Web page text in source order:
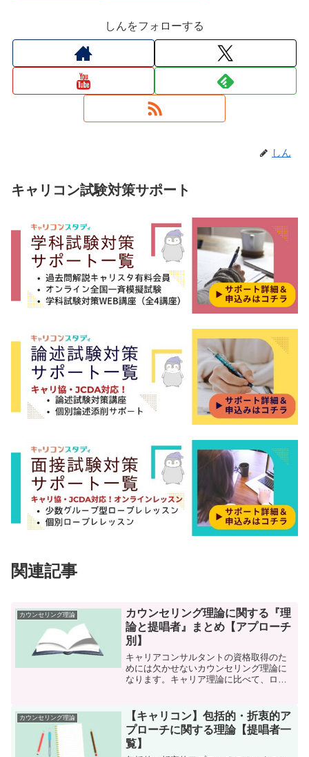
しんをフォローする
しん
キャリコン試験対策サポート
関連記事
カウンセリング理論
カウンセリング理論に関する『理
論と提唱者』まとめ【アプローチ
別】
キャリアコンサルタントの資格取得のた
めには欠かせないカウンセリング理論に
なります。キャリア理論に比べて、ロー
シーンで活用できるのかを考えながら覚
えておくとロープレに活か...
カウンセリング理論
【キャリコン】包括的・折衷的ア
プローチに関する理論【提唱者一
覧】